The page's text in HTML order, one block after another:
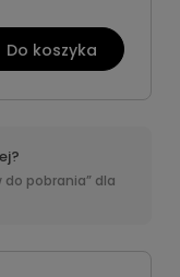
Do koszyka
do pobrania” dla